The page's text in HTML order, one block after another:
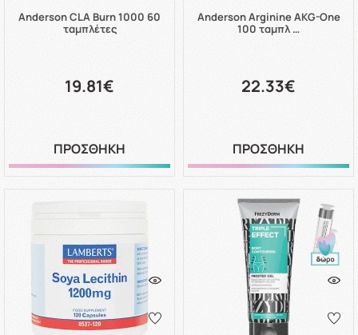
Anderson CLA Burn 1000 60
ταμπλέτες
19.81€
ΠΡΟΣΘΗΚΗ
Anderson Arginine AKG-One
100 ταμπλ …
22.33€
ΠΡΟΣΘΗΚΗ